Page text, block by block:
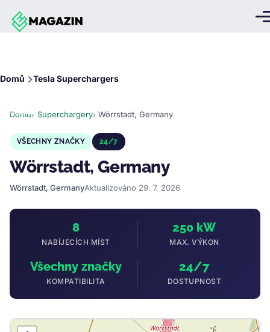
Přejít k hlavnímu obsahu
Domů Tesla Superchargers
Domů Superchargery Wörrstadt, Germany
VŠECHNY ZNAČKY 24/7
Wörrstadt, Germany
Wörrstadt, GermanyAktualizováno 29. 7. 2026
8
NABÍJECÍCH MÍST
250 kW
MAX. VÝKON
Všechny značky
KOMPATIBILITA
24/7
DOSTUPNOST